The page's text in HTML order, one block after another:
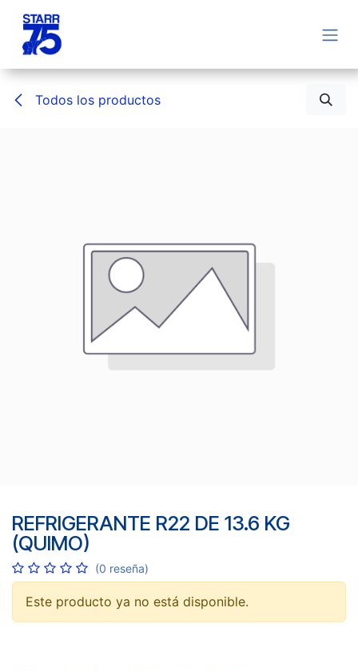
Todos los productos
REFRIGERANTE R22 DE 13.6 KG
(QUIMO)
(0 reseña)
Este producto ya no está disponible.